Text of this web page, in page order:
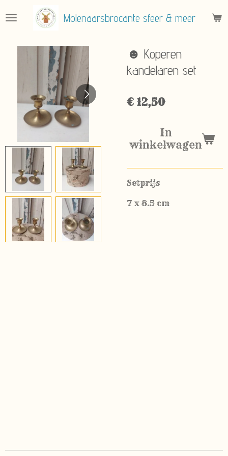
direct
hoofdinhoud
Molenaarsbrocante sfeer & meer
☻ Koperen
kandelaren set
€ 12,50
In
winkelwagen
Setprijs
7 x 8.5 cm